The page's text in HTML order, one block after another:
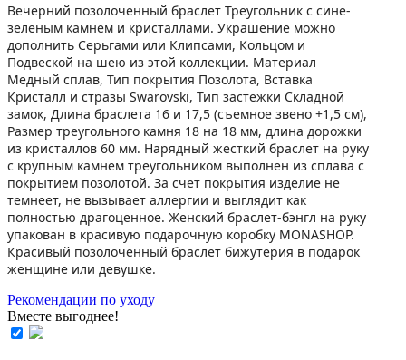
Вечерний позолоченный браслет Треугольник с сине-
зеленым камнем и кристаллами. Украшение можно
дополнить Серьгами или Клипсами, Кольцом и
Подвеской на шею из этой коллекции. Материал
Медный сплав, Тип покрытия Позолота, Вставка
Кристалл и стразы Swarovski, Тип застежки Складной
замок, Длина браслета 16 и 17,5 (съемное звено +1,5 см),
Размер треугольного камня 18 на 18 мм, длина дорожки
из кристаллов 60 мм. Нарядный жесткий браслет на руку
с крупным камнем треугольником выполнен из сплава с
покрытием позолотой. За счет покрытия изделие не
темнеет, не вызывает аллергии и выглядит как
полностью драгоценное. Женский браслет-бэнгл на руку
упакован в красивую подарочную коробку MONASHOP.
Красивый позолоченный браслет бижутерия в подарок
женщине или девушке.
Рекомендации по уходу
Вместе выгоднее!